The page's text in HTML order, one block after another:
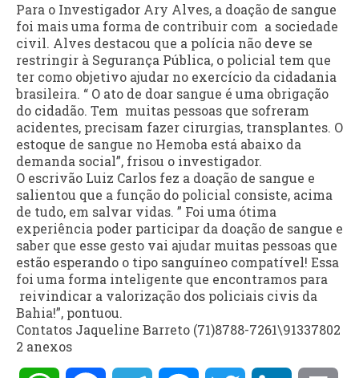
Para o Investigador Ary Alves, a doação de sangue
foi mais uma forma de contribuir com a sociedade
civil. Alves destacou que a polícia não deve se
restringir à Segurança Pública, o policial tem que
ter como objetivo ajudar no exercício da cidadania
brasileira. “ O ato de doar sangue é uma obrigação
do cidadão. Tem muitas pessoas que sofreram
acidentes, precisam fazer cirurgias, transplantes. O
estoque de sangue no Hemoba está abaixo da
demanda social”, frisou o investigador.
O escrivão Luiz Carlos fez a doação de sangue e
salientou que a função do policial consiste, acima
de tudo, em salvar vidas. ” Foi uma ótima
experiência poder participar da doação de sangue e
saber que esse gesto vai ajudar muitas pessoas que
estão esperando o tipo sanguíneo compatível! Essa
foi uma forma inteligente que encontramos para
reivindicar a valorização dos policiais civis da
Bahia!”, pontuou.
Contatos Jaqueline Barreto (71)8788-7261\91337802
2 anexos